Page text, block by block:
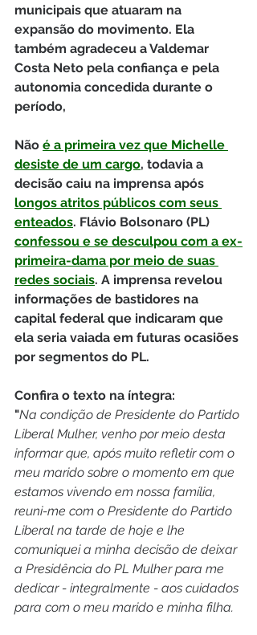
municipais que atuaram na
expansão do movimento. Ela
também agradeceu a Valdemar
Costa Neto pela confiança e pela
autonomia concedida durante o
período,
Não é a primeira vez que Michelle
desiste de um cargo, todavia a
decisão caiu na imprensa após
longos atritos públicos com seus
enteados. Flávio Bolsonaro (PL)
confessou e se desculpou com a ex-
primeira-dama por meio de suas
redes sociais. A imprensa revelou
informações de bastidores na
capital federal que indicaram que
ela seria vaiada em futuras ocasiões
por segmentos do PL.
Confira o texto na íntegra:
"Na condição de Presidente do Partido
Liberal Mulher, venho por meio desta
informar que, após muito refletir com o
meu marido sobre o momento em que
estamos vivendo em nossa família,
reuni-me com o Presidente do Partido
Liberal na tarde de hoje e lhe
comuniquei a minha decisão de deixar
a Presidência do PL Mulher para me
dedicar - integralmente - aos cuidados
para com o meu marido e minha filha.